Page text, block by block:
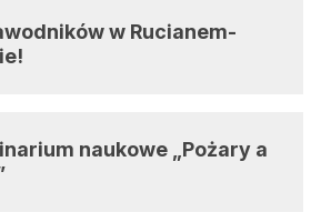
w Rucianem-
naukowe „Pożary a